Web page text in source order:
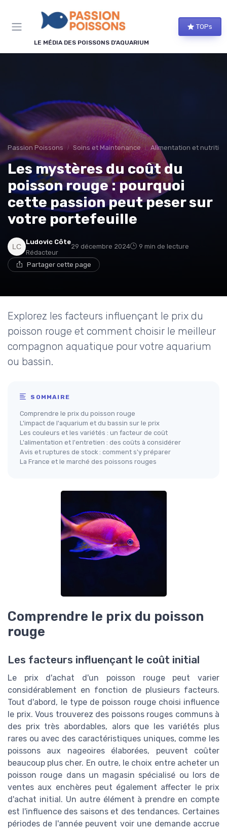
LE MÉDIA DES POISSONS D'AQUARIUM
TOPs
Passion Poissons Soins et Maintenance Alimentation et nutrition
Les mystères du coût du
poisson rouge : pourquoi
cette passion peut peser sur
votre portefeuille
Ludovic Côte
Rédacteur
29 décembre 2024 9 min de lecture
Partager cette page
Explorez les facteurs influençant le prix du
poisson rouge et comment choisir le meilleur
compagnon aquatique pour votre aquarium
ou bassin.
SOMMAIRE
Comprendre le prix du poisson rouge
L'impact de l'aquarium et du bassin sur le prix
Les couleurs et les variétés : un facteur de coût
L'alimentation et l'entretien : des coûts à considérer
Avis et ruptures de stock : comment s'y préparer
La France et le marché des poissons rouges
Comprendre le prix du poisson
rouge
Les facteurs influençant le coût initial
Le prix d'achat d'un poisson rouge peut varier
considérablement en fonction de plusieurs facteurs.
Tout d'abord, le type de poisson rouge choisi influence
le prix. Vous trouverez des poissons rouges communs à
des prix très abordables, alors que les variétés plus
rares ou avec des caractéristiques uniques, comme les
poissons aux nageoires élaborées, peuvent coûter
beaucoup plus cher. En outre, le choix entre acheter un
poisson rouge dans un magasin spécialisé ou lors de
ventes aux enchères peut également affecter le prix
d'achat initial. Un autre élément à prendre en compte
est l'influence des saisons et des tendances. Certaines
périodes de l'année peuvent voir une demande accrue